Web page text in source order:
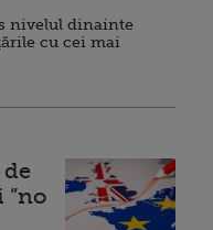
nivelul dinainte
cu cei mai
”no